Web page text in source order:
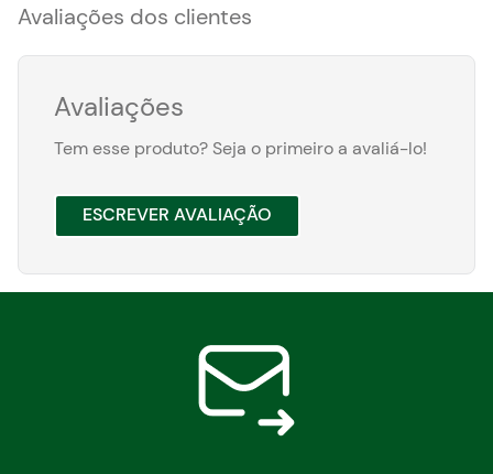
Avaliações dos clientes
Avaliações
Tem esse produto? Seja o primeiro a avaliá-lo!
ESCREVER AVALIAÇÃO